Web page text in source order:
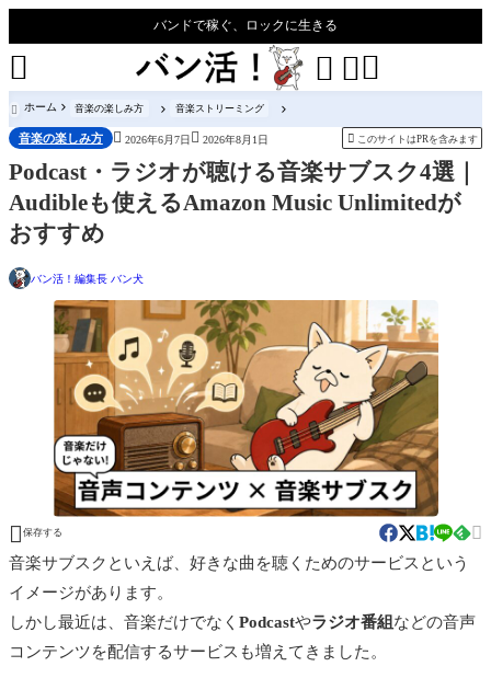
バンドで稼ぐ、ロックに生きる
 

 ホーム 音楽の楽しみ方 音楽ストリーミング
音楽の楽しみ方  2026年6月7日  2026年8月1日  このサイトはPRを含みます
Podcast・ラジオが聴ける音楽サブスク4選｜
Audibleも使えるAmazon Music Unlimitedが
おすすめ
バン活！編集長 バン犬
 保存する 
音楽サブスクといえば、好きな曲を聴くためのサービスという
イメージがあります。
しかし最近は、音楽だけでなく Podcastやラジオ番組 などの音声
コンテンツを配信するサービスも増えてきました。